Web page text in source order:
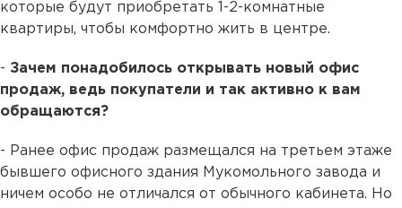
которые будут приобретать 1-2-комнатные
квартиры, чтобы комфортно жить в центре.
- Зачем понадобилось открывать новый офис
продаж, ведь покупатели и так активно к вам
обращаются?
- Ранее офис продаж размещался на третьем этаже
бывшего офисного здания Мукомольного завода и
ничем особо не отличался от обычного кабинета. Но